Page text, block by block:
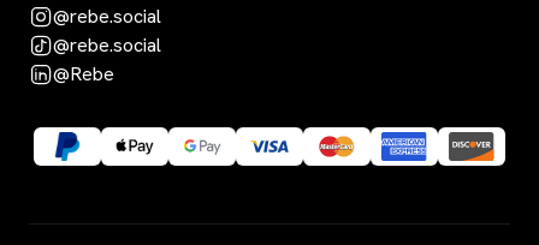
@rebe.social
@rebe.social
@Rebe